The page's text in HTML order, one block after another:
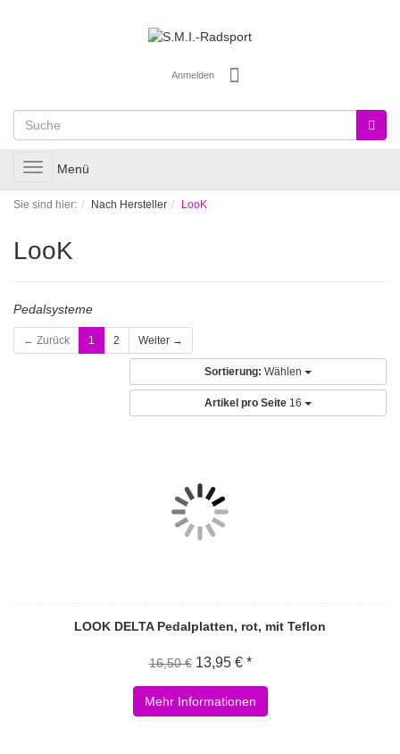
Anmelden
Toggle
navigation
Menü
Sie sind hier: Nach Hersteller LooK
LooK
Pedalsysteme
← Zurück 1 2 Weiter →
Sortierung: Wählen
Artikel pro Seite 16
LOOK DELTA Pedalplatten, rot, mit Teflon
16,50 € 13,95 € *
Mehr Informationen